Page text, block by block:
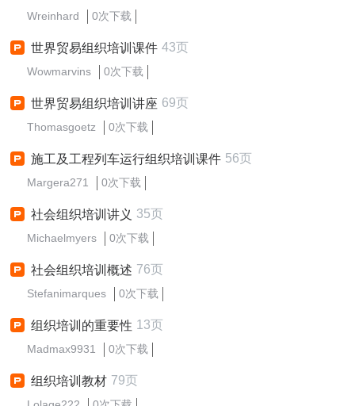
Wreinhard 0次下载
世界贸易组织培训课件 43页
Wowmarvins 0次下载
世界贸易组织培训讲座 69页
Thomasgoetz 0次下载
施工及工程列车运行组织培训课件 56页
Margera271 0次下载
社会组织培训讲义 35页
Michaelmyers 0次下载
社会组织培训概述 76页
Stefanimarques 0次下载
组织培训的重要性 13页
Madmax9931 0次下载
组织培训教材 79页